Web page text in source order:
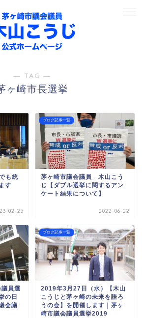
― TAG ―
ヶ崎市長選挙
も統
す
02-25
ブログ記事一覧
茅ヶ崎市議会議員 木山こう
じ【ダブル選挙に関するアン
ケート結果について】
2022-06-22
員選
の日
会議
ブログ記事一覧
2019年3月27日（水）【木山
こうじと茅ヶ崎の未来を語ろ
うの会】を開催します｜茅ヶ
崎市議会議員選挙2019